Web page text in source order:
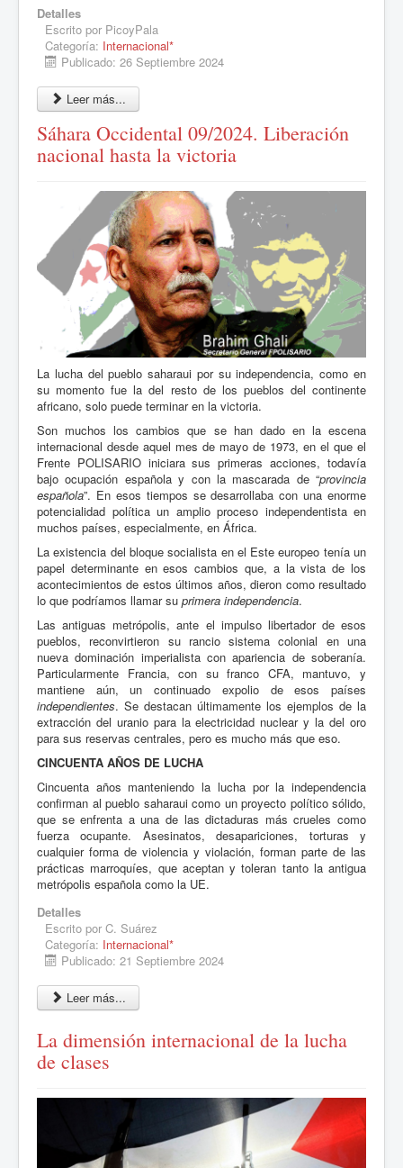
Detalles
Escrito por PicoyPala
Categoría: Internacional*
Publicado: 26 Septiembre 2024
Leer más...
Sáhara Occidental 09/2024. Liberación
nacional hasta la victoria
La lucha del pueblo saharaui por su independencia, como en
su momento fue la del resto de los pueblos del continente
africano, solo puede terminar en la victoria.
Son muchos los cambios que se han dado en la escena
internacional desde aquel mes de mayo de 1973, en el que el
Frente POLISARIO iniciara sus primeras acciones, todavía
bajo ocupación española y con la mascarada de “provincia
española”. En esos tiempos se desarrollaba con una enorme
potencialidad política un amplio proceso independentista en
muchos países, especialmente, en África.
La existencia del bloque socialista en el Este europeo tenía un
papel determinante en esos cambios que, a la vista de los
acontecimientos de estos últimos años, dieron como resultado
lo que podríamos llamar su primera independencia.
Las antiguas metrópolis, ante el impulso libertador de esos
pueblos, reconvirtieron su rancio sistema colonial en una
nueva dominación imperialista con apariencia de soberanía.
Particularmente Francia, con su franco CFA, mantuvo, y
mantiene aún, un continuado expolio de esos países
independientes. Se destacan últimamente los ejemplos de la
extracción del uranio para la electricidad nuclear y la del oro
para sus reservas centrales, pero es mucho más que eso.
CINCUENTA AÑOS DE LUCHA
Cincuenta años manteniendo la lucha por la independencia
confirman al pueblo saharaui como un proyecto político sólido,
que se enfrenta a una de las dictaduras más crueles como
fuerza ocupante. Asesinatos, desapariciones, torturas y
cualquier forma de violencia y violación, forman parte de las
prácticas marroquíes, que aceptan y toleran tanto la antigua
metrópolis española como la UE.
Detalles
Escrito por C. Suárez
Categoría: Internacional*
Publicado: 21 Septiembre 2024
Leer más...
La dimensión internacional de la lucha
de clases